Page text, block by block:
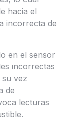
hacia el
incorrecta de
en el sensor
incorrectas
vez
de
lecturas